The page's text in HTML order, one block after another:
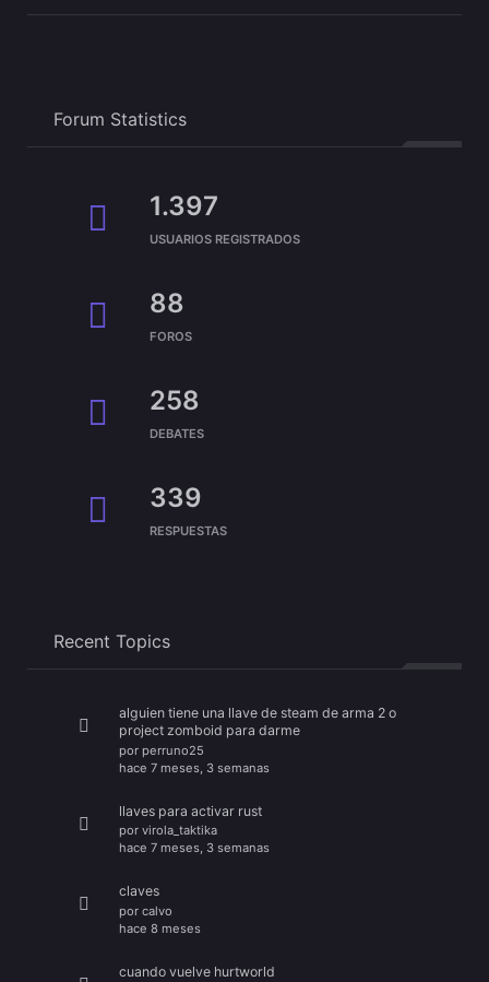
Forum Statistics
1.397
USUARIOS REGISTRADOS
88
FOROS
258
DEBATES
339
RESPUESTAS
Recent Topics
alguien tiene una llave de steam de arma 2 o
project zomboid para darme
por perruno25
hace 7 meses, 3 semanas
llaves para activar rust
por virola_taktika
hace 7 meses, 3 semanas
claves
por calvo
hace 8 meses
cuando vuelve hurtworld